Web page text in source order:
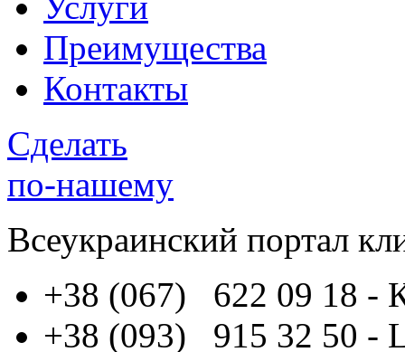
Преимущества
Контакты
Сделать
по-нашему
Всеукраинский портал
+38 (067) 622 09 18 -
+38 (093) 915 32 50 -